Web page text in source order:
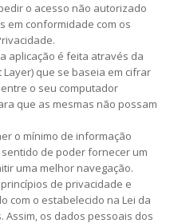
o acesso não autorizado
em conformidade com os
aplicação é feita através da
Layer) que se baseia em cifrar
o seu computador
que as mesmas não possam
o mínimo de informação
de poder fornecer um
uma melhor navegação.
de privacidade e
com o estabelecido na Lei da
Assim, os dados pessoais dos